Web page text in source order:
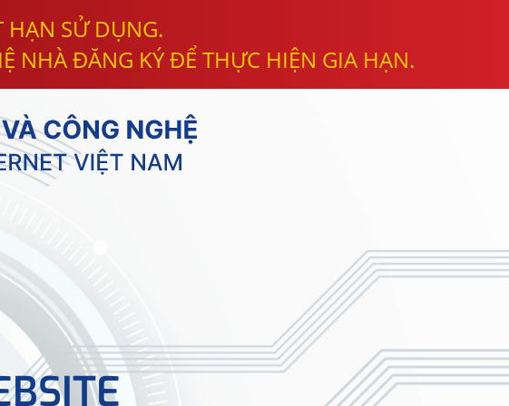
HẠN SỬ DỤNG.
NHÀ ĐĂNG KÝ ĐỂ THỰC HIỆN GIA HẠN.